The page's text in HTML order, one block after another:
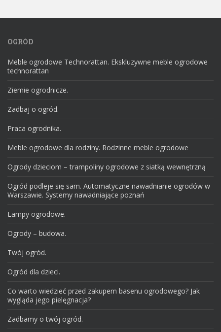
OGRÓD
Meble ogrodowe Technorattan. Ekskluzywne meble ogrodowe
technorattan
Ziemie ogrodnicze.
Zadbaj o ogród.
Praca ogrodnika.
Meble ogrodowe dla rodziny. Rodzinne meble ogrodowe
Ogrody dzieciom – trampoliny ogrodowe z siatką wewnętrzną
Ogród podleje się sam. Automatyczne nawadnianie ogrodów w
Warszawie. Systemy nawadniające poznań
Lampy ogrodowe.
Ogrody – budowa.
Twój ogród.
Ogród dla dzieci.
Co warto wiedzieć przed zakupem basenu ogrodowego? Jak
wygląda jego pielęgnacja?
Zadbamy o twój ogród.